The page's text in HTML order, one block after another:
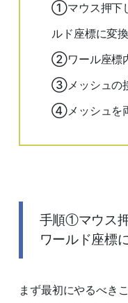
①マウス押下
ルド座標に変換
②ワール座標
③メッシュの
④メッシュを
手順①マウス
ワールド座標
まず最初にやるべき